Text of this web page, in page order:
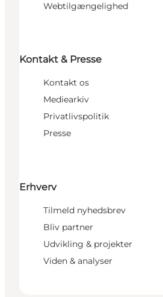
Webtilgængelighed
Kontakt & Presse
Kontakt os
Mediearkiv
Privatlivspolitik
Presse
Erhverv
Tilmeld nyhedsbrev
Bliv partner
Udvikling & projekter
Viden & analyser